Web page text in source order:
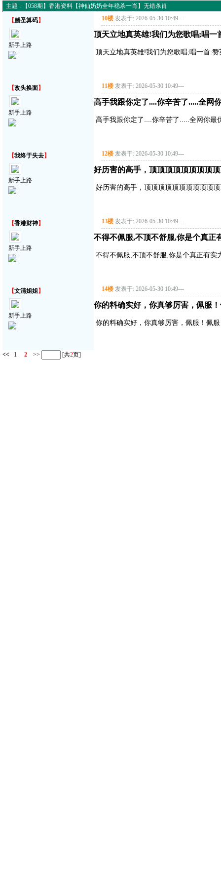
主题 : 【058期】香港资料【神仙奶奶全年稳杀一肖】无错杀肖
【赌圣算码】
新手上路
10楼 发表于: 2026-05-30 10:49---
顶天立地真英雄!我们为您歌唱;唱一
顶天立地真英雄!我们为您歌唱;唱一首:
【改头换面】
新手上路
11楼 发表于: 2026-05-30 10:49---
高手我跟你定了....你辛苦了.....全网
高手我跟你定了....你辛苦了.....全网你最
【我终于失去】
新手上路
12楼 发表于: 2026-05-30 10:49---
好历害的高手，顶顶顶顶顶顶顶顶
好历害的高手，顶顶顶顶顶顶顶顶顶顶
【香港财神】
新手上路
13楼 发表于: 2026-05-30 10:49---
不得不佩服,不顶不舒服,你是个真正
不得不佩服,不顶不舒服,你是个真正有实
【文清姐姐】
新手上路
14楼 发表于: 2026-05-30 10:49---
你的料确实好，你真够厉害，佩服
你的料确实好，你真够厉害，佩服！佩
<< 1 2 >> [共2页]